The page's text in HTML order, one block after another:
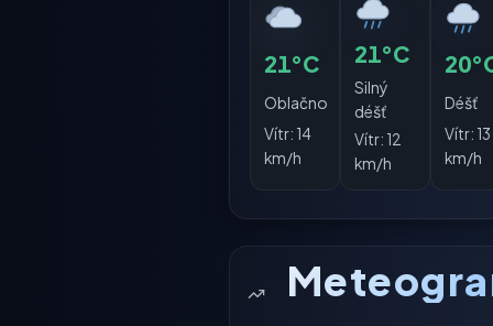
21°C
Oblačno
Vítr: 14
km/h
21°C
Silný
déšť
Vítr: 12
km/h
Déšť
Vítr: 13
km/h